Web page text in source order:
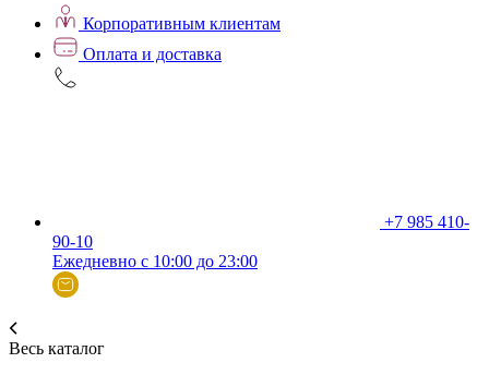
Корпоративным клиентам
Оплата и доставка
+7 985 410-
90-10
Ежедневно с 10:00 до 23:00
Весь каталог